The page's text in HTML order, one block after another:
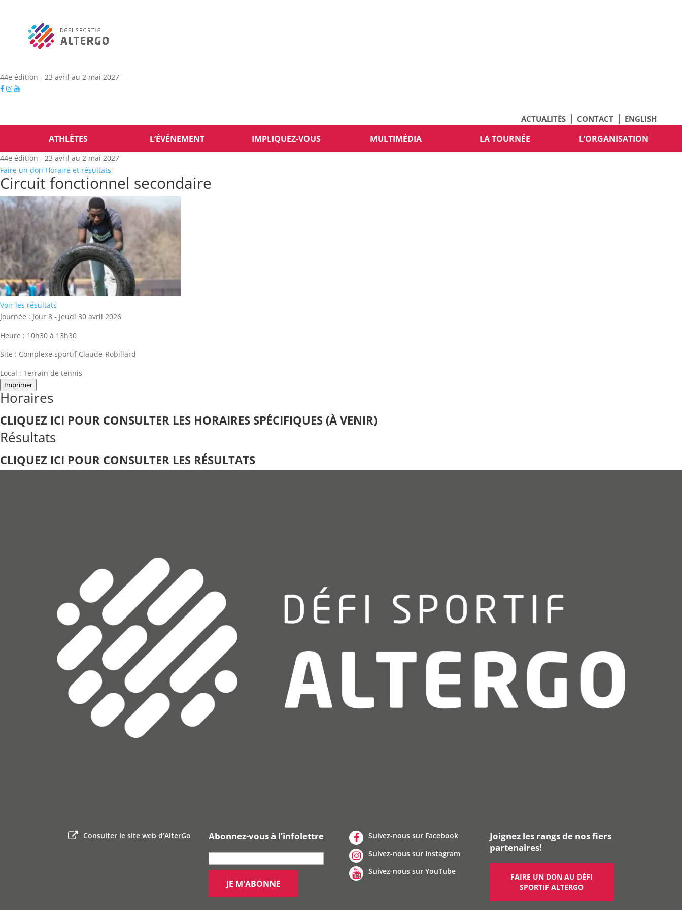
44e édition - 23 avril au 2 mai 2027
ACTUALITÉS CONTACT ENGLISH
ATHLÈTES L’ÉVÉNEMENT IMPLIQUEZ-VOUS MULTIMÉDIA LA TOURNÉE L’ORGANISATION
44e édition - 23 avril au 2 mai 2027
Faire un don Horaire et résultats
Circuit fonctionnel secondaire
Voir les résultats
Journée : Jour 8 - Jeudi 30 avril 2026
Heure : 10h30 à 13h30
Site : Complexe sportif Claude-Robillard
Local : Terrain de tennis
Imprimer
Horaires
CLIQUEZ ICI POUR CONSULTER LES HORAIRES SPÉCIFIQUES (À VENIR)
Résultats
CLIQUEZ ICI POUR CONSULTER LES RÉSULTATS
Consulter le site web d’AlterGo Abonnez-vous à l’infolettre
Suivez-nous sur Facebook
Suivez-nous sur Instagram
Suivez-nous sur YouTube
Joignez les rangs de nos fiers
partenaires!
FAIRE UN DON AU DÉFI
SPORTIF ALTERGO